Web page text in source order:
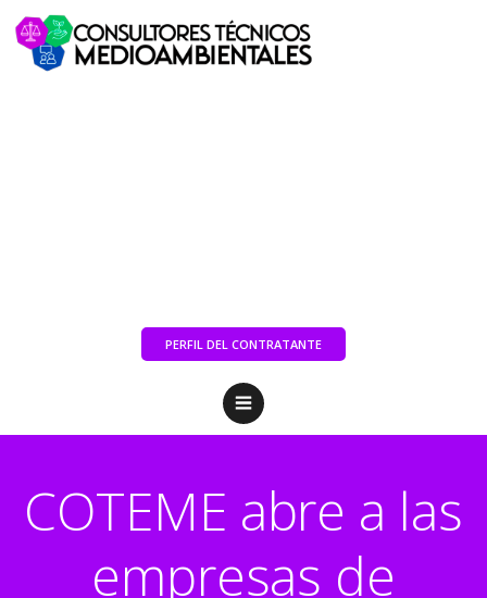
PERFIL DEL CONTRATANTE
COTEME abre a las
empresas de